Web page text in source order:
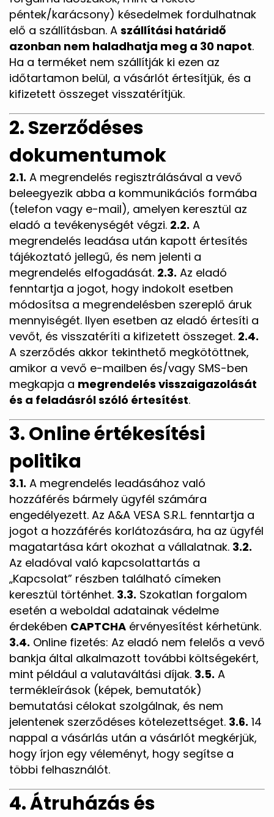
péntek/karácsony) késedelmek fordulhatnak
elő a szállításban. A szállítási határidő
azonban nem haladhatja meg a 30 napot.
Ha a terméket nem szállítják ki ezen az
időtartamon belül, a vásárlót értesítjük, és a
kifizetett összeget visszatérítjük.
2. Szerződéses
dokumentumok
2.1. A megrendelés regisztrálásával a vevő
beleegyezik abba a kommunikációs formába
(telefon vagy e-mail), amelyen keresztül az
eladó a tevékenységét végzi. 2.2. A
megrendelés leadása után kapott értesítés
tájékoztató jellegű, és nem jelenti a
megrendelés elfogadását. 2.3. Az eladó
fenntartja a jogot, hogy indokolt esetben
módosítsa a megrendelésben szereplő áruk
mennyiségét. Ilyen esetben az eladó értesíti a
vevőt, és visszatéríti a kifizetett összeget. 2.4.
A szerződés akkor tekinthető megkötöttnek,
amikor a vevő e-mailben és/vagy SMS-ben
megkapja a megrendelés visszaigazolását
és a feladásról szóló értesítést.
3. Online értékesítési
politika
3.1. A megrendelés leadásához való
hozzáférés bármely ügyfél számára
engedélyezett. Az A&A VESA S.R.L. fenntartja a
jogot a hozzáférés korlátozására, ha az ügyfél
magatartása kárt okozhat a vállalatnak. 3.2.
Az eladóval való kapcsolattartás a
„Kapcsolat” részben található címeken
keresztül történhet. 3.3. Szokatlan forgalom
esetén a weboldal adatainak védelme
érdekében CAPTCHA érvényesítést kérhetünk.
3.4. Online fizetés: Az eladó nem felelős a vevő
bankja által alkalmazott további költségekért,
mint például a valutaváltási díjak. 3.5. A
termékleírások (képek, bemutatók)
bemutatási célokat szolgálnak, és nem
jelentenek szerződéses kötelezettséget. 3.6. 14
nappal a vásárlás után a vásárlót megkérjük,
hogy írjon egy véleményt, hogy segítse a
többi felhasználót.
4. Átruházás és